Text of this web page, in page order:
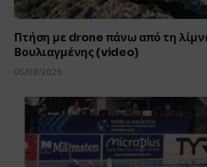
Πτήση με drone πάνω από τη
Βουλιαγμένης (video)
05/08/2026